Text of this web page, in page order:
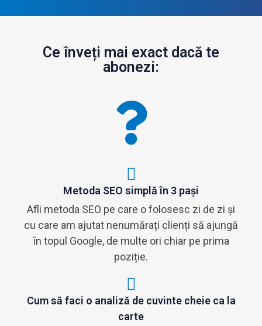
Ce înveți mai exact dacă te
abonezi:
Metoda SEO simplă în 3 pași
Afli metoda SEO pe care o folosesc zi de zi și
cu care am ajutat nenumărați clienți să ajungă
în topul Google, de multe ori chiar pe prima
poziție.
Cum să faci o analiză de cuvinte cheie ca la
carte